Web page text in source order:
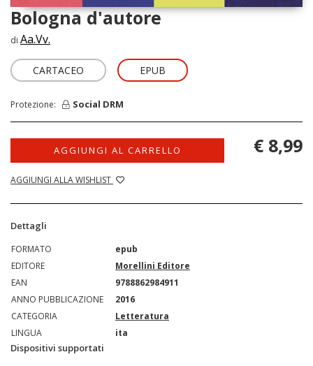
Bologna d'autore
di Aa.Vv.
CARTACEO EPUB
Protezione: Social DRM
AGGIUNGI AL CARRELLO
AGGIUNGI ALLA WISHLIST
€ 8,99
Dettagli
FORMATO
epub
EDITORE
Morellini Editore
EAN
9788862984911
ANNO PUBBLICAZIONE
2016
CATEGORIA
Letteratura
LINGUA
ita
Dispositivi supportati